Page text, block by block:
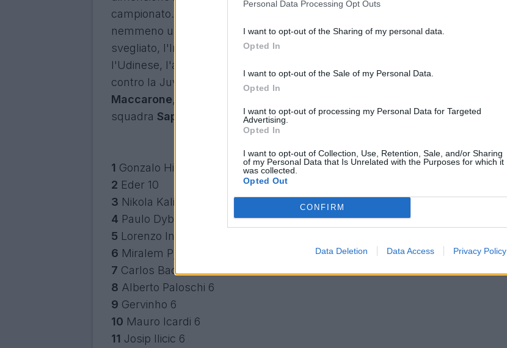
Personal Data Processing Opt Outs
I want to opt-out of the Sharing of my personal data.
Opted In
I want to opt-out of the Sale of my Personal Data.
Opted In
I want to opt-out of processing my Personal Data for Targeted
Advertising.
Opted In
I want to opt-out of Collection, Use, Retention, Sale, and/or Sharing
of my Personal Data that Is Unrelated with the Purposes for which it
was collected.
Opted Out
CONFIRM
Data Deletion Data Access Privacy Policy
campionato. Finalmente torna a segnare
nemmeno un gol, salendo a quota 7 reti. SeMauro Icardisi è davvero
svegliato, l'Inter inizia a far ancora più paura. Dopo la doppietta contro
l'Udinese, l'argentino sale a sei gol in campionato, proprio come
contro la Juve non ha sbagliato l'ennesimo rigore. Turno positivo anche per
Maccarone, tra i protagonista di giornata con una doppietta, e il compagno di
squadra Saponara
1 Gonzalo Higuain
2 Eder 10
3 Nikola Kalinic
4 Paulo Dybala
5 Lorenzo Insigne
6 Miralem Pjanic
7 Carlos Bacca
8 Alberto Paloschi 6
9 Gervinho 6
10 Mauro Icardi 6
11 Josip Ilicic 6